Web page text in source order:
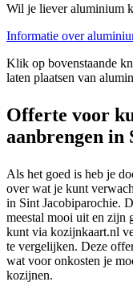
Wil je liever aluminium
Informatie over
Klik op bovenstaande
laten plaatsen van
Offerte voor
aanbrengen in
Als het goed is heb je
over wat je kunt
in Sint Jacobiparochie.
meestal mooi uit en zijn
kunt via kozijnkaart.nl
te vergelijken. Deze
wat voor onkosten je
kozijnen.